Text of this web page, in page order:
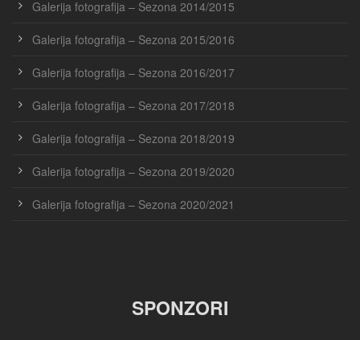
Galerija fotografija – Sezona 2014/2015
Galerija fotografija – Sezona 2015/2016
Galerija fotografija – Sezona 2016/2017
Galerija fotografija – Sezona 2017/2018
Galerija fotografija – Sezona 2018/2019
Galerija fotografija – Sezona 2019/2020
Galerija fotografija – Sezona 2020/2021
SPONZORI